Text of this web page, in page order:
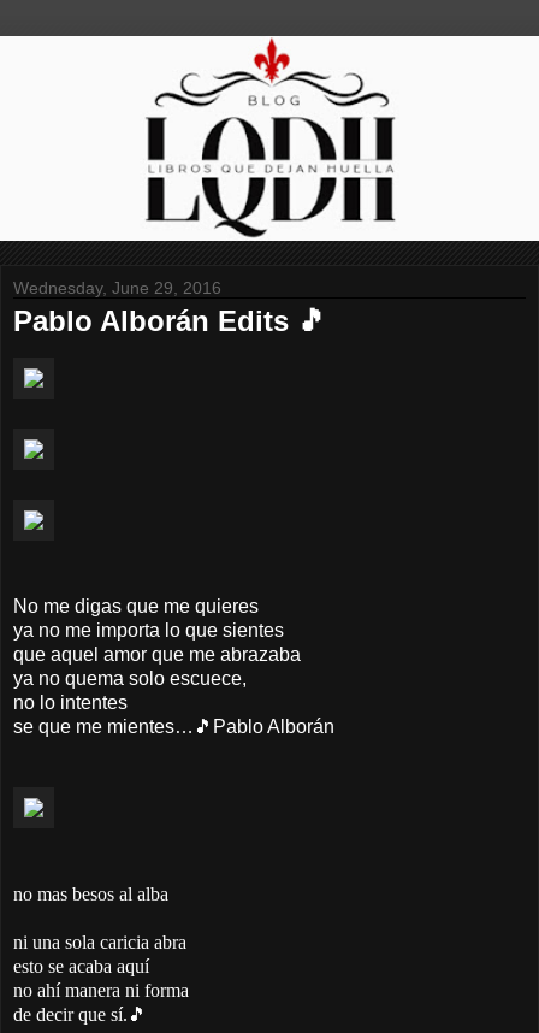
Wednesday, June 29, 2016
Pablo Alborán Edits 🎵
No me digas que me quieres
ya no me importa lo que sientes
que aquel amor que me abrazaba
ya no quema solo escuece,
no lo intentes
se que me mientes…🎵Pablo Alborán
no mas besos al alba
ni una sola caricia abra
esto se acaba aquí
no ahí manera ni forma
de decir que sí.🎵